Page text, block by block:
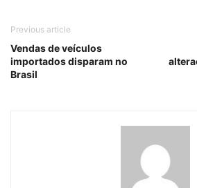
Previous article
Vendas de veículos
importados disparam no
Brasil